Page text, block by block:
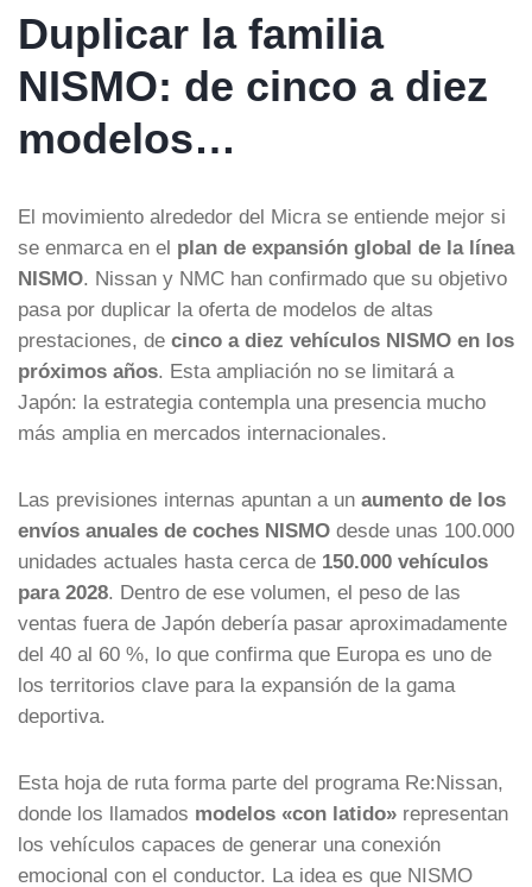
Duplicar la familia
NISMO: de cinco a diez
modelos…
El movimiento alrededor del Micra se entiende mejor si
se enmarca en el plan de expansión global de la línea
NISMO. Nissan y NMC han confirmado que su objetivo
pasa por duplicar la oferta de modelos de altas
prestaciones, de cinco a diez vehículos NISMO en los
próximos años. Esta ampliación no se limitará a
Japón: la estrategia contempla una presencia mucho
más amplia en mercados internacionales.
Las previsiones internas apuntan a un aumento de los
envíos anuales de coches NISMO desde unas 100.000
unidades actuales hasta cerca de 150.000 vehículos
para 2028. Dentro de ese volumen, el peso de las
ventas fuera de Japón debería pasar aproximadamente
del 40 al 60 %, lo que confirma que Europa es uno de
los territorios clave para la expansión de la gama
deportiva.
Esta hoja de ruta forma parte del programa Re:Nissan,
donde los llamados modelos «con latido» representan
los vehículos capaces de generar una conexión
emocional con el conductor. La idea es que NISMO